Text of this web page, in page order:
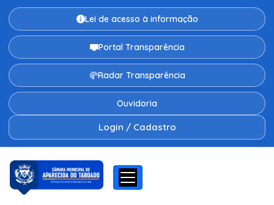
Lei de acesso à informação
Portal Transparência
Radar Transparência
Ouvidoria
Login / Cadastro